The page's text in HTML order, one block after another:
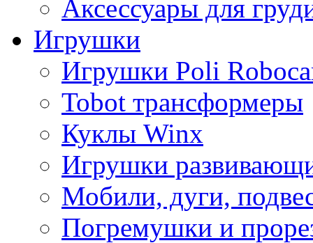
Аксессуары для
Игрушки
Игрушки Poli
Tobot трансформеры
Куклы Winx
Игрушки
Мобили, дуги,
Погремушки и